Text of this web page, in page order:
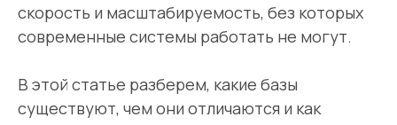
скорость и масштабируемость, без которых
современные системы работать не могут.
В этой статье разберем, какие базы
существуют, чем они отличаются и как